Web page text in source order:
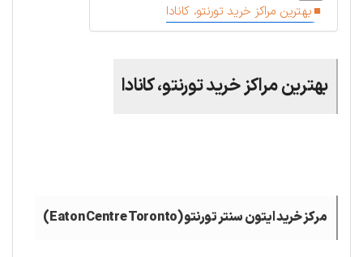
بهترین مراکز خرید تورنتو، کانادا
بهترین مراکز خرید تورنتو، کانادا
مرکز خرید ایتون سنتر تورنتو (Eaton Centre Toronto)